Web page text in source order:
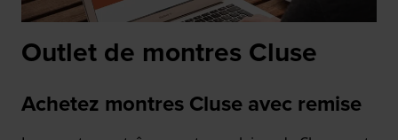
Outlet de montres Cluse
Achetez montres Cluse avec remise